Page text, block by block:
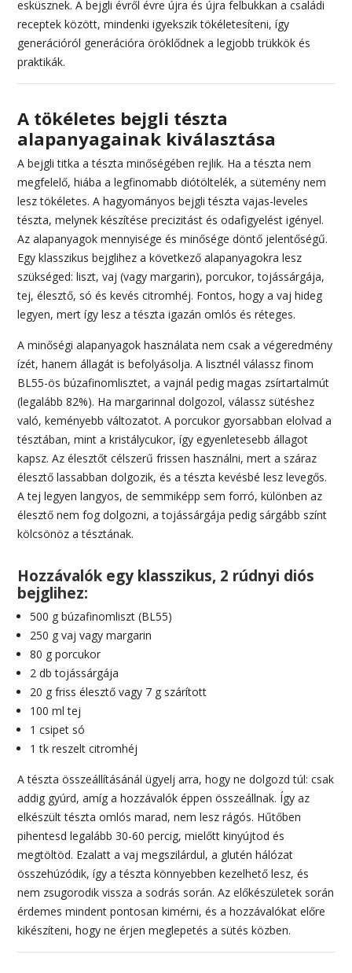
esküsznek. A bejgli évről évre újra és újra felbukkan a családi
receptek között, mindenki igyekszik tökéletesíteni, így
generációról generációra öröklődnek a legjobb trükkök és
praktikák.
A tökéletes bejgli tészta
alapanyagainak kiválasztása
A bejgli titka a tészta minőségében rejlik. Ha a tészta nem
megfelelő, hiába a legfinomabb diótöltelék, a sütemény nem
lesz tökéletes. A hagyományos bejgli tészta vajas-leveles
tészta, melynek készítése precizitást és odafigyelést igényel.
Az alapanyagok mennyisége és minősége döntő jelentőségű.
Egy klasszikus bejglihez a következő alapanyagokra lesz
szükséged: liszt, vaj (vagy margarin), porcukor, tojássárgája,
tej, élesztő, só és kevés citromhéj. Fontos, hogy a vaj hideg
legyen, mert így lesz a tészta igazán omlós és réteges.
A minőségi alapanyagok használata nem csak a végeredmény
ízét, hanem állagát is befolyásolja. A lisztnél válassz finom
BL55-ös búzafinomlisztet, a vajnál pedig magas zsírtartalmút
(legalább 82%). Ha margarinnal dolgozol, válassz sütéshez
való, keményebb változatot. A porcukor gyorsabban elolvad a
tésztában, mint a kristálycukor, így egyenletesebb állagot
kapsz. Az élesztőt célszerű frissen használni, mert a száraz
élesztő lassabban dolgozik, és a tészta kevésbé lesz levegős.
A tej legyen langyos, de semmiképp sem forró, különben az
élesztő nem fog dolgozni, a tojássárgája pedig sárgább színt
kölcsönöz a tésztának.
Hozzávalók egy klasszikus, 2 rúdnyi diós
bejglihez:
500 g búzafinomliszt (BL55)
250 g vaj vagy margarin
80 g porcukor
2 db tojássárgája
20 g friss élesztő vagy 7 g szárított
100 ml tej
1 csipet só
1 tk reszelt citromhéj
A tészta összeállításánál ügyelj arra, hogy ne dolgozd túl: csak
addig gyúrd, amíg a hozzávalók éppen összeállnak. Így az
elkészült tészta omlós marad, nem lesz rágós. Hűtőben
pihentesd legalább 30-60 percig, mielőtt kinyújtod és
megtöltöd. Ezalatt a vaj megszilárdul, a glutén hálózat
összehúzódik, így a tészta könnyebben kezelhető lesz, és
nem zsugorodik vissza a sodrás során. Az előkészületek során
érdemes mindent pontosan kimérni, és a hozzávalókat előre
kikészíteni, hogy ne érjen meglepetés a sütés közben.